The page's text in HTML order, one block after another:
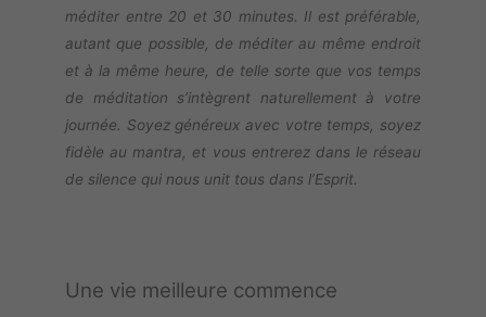
méditer entre 20 et 30 minutes. Il est préférable,
autant que possible, de méditer au même endroit
et à la même heure, de telle sorte que vos temps
de méditation s’intègrent naturellement à votre
journée. Soyez généreux avec votre temps, soyez
fidèle au mantra, et vous entrerez dans le réseau
de silence qui nous unit tous dans l’Esprit.
Une vie meilleure commence